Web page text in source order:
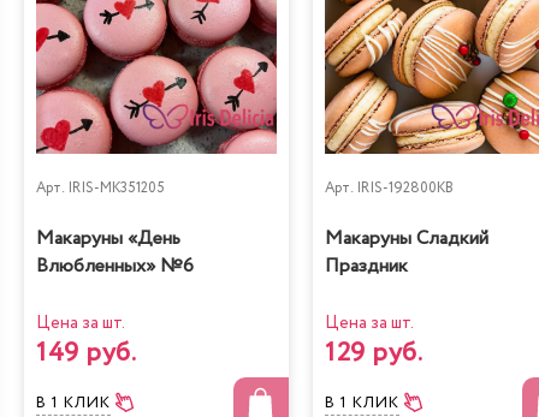
Арт. IRIS-MK351205
Макаруны «День
Влюбленных» №6
Цена за шт.
149 руб.
В 1 КЛИК
Арт. IRIS-192800KB
Макаруны Сладкий
Праздник
Цена за шт.
129 руб.
В 1 КЛИК